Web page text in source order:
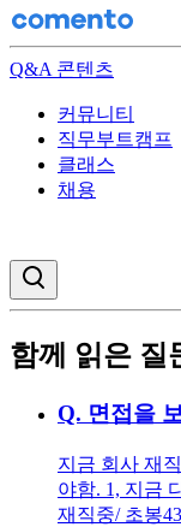
Q&A 콘텐츠
커뮤니티
직무부트캠프
클래스
채용
함께 읽은 질
Q. 면접을
지금 회사 재
야함. 1, 지금
재직중/ 초봉